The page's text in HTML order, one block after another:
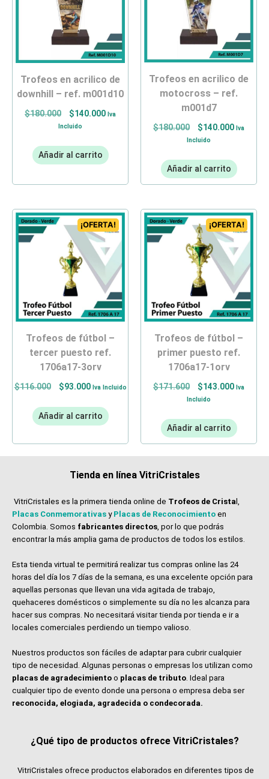
trofeos en acrilico de
downhill – ref. m001d10
$180.000 $140.000 Iva
Incluido
Añadir al carrito
trofeos en acrilico de
motocross – ref.
m001d7
$180.000 $140.000 Iva
Incluido
Añadir al carrito
¡OFERTA!
trofeos de fútbol –
tercer puesto ref.
1706a17-3orv
$116.000 $93.000 Iva Incluido
Añadir al carrito
¡OFERTA!
trofeos de fútbol –
primer puesto ref.
1706a17-1orv
$171.600 $143.000 Iva
Incluido
Añadir al carrito
Tienda en línea VitriCristales
VitriCristales es la primera tienda online de Trofeos de Crista l,
Placas Conmemorativas y Placas de Reconocimiento en
Colombia. Somos fabricantes directos, por lo que podrás
encontrar la más amplia gama de productos de todos los estilos.
Esta tienda virtual te permitirá realizar tus compras online las 24
horas del día los 7 días de la semana, es una excelente opción para
aquellas personas que llevan una vida agitada de trabajo,
quehaceres domésticos o simplemente su día no les alcanza para
hacer sus compras. No necesitará visitar tienda por tienda e ir a
locales comerciales perdiendo un tiempo valioso.
Nuestros productos son fáciles de adaptar para cubrir cualquier
tipo de necesidad. Algunas personas o empresas los utilizan como
placas de agradecimiento o placas de tributo. Ideal para
cualquier tipo de evento donde una persona o empresa deba ser
reconocida, elogiada, agradecida o condecorada.
¿Qué tipo de productos ofrece VitriCristales?
VitriCristales ofrece productos elaborados en diferentes tipos de